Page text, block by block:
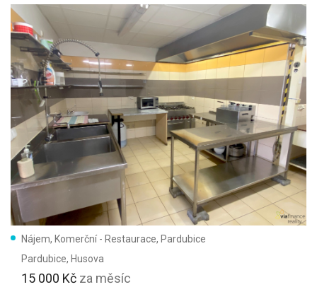
Nájem, Komerční - Restaurace, Pardubice
Pardubice, Husova
15 000 Kč za měsíc